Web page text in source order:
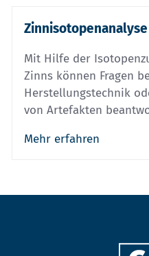
Zinnisotopenanalyse
Mit Hilfe der
Zinns können Fragen
Herstellungstechnik
von Artefakten
Mehr erfahren